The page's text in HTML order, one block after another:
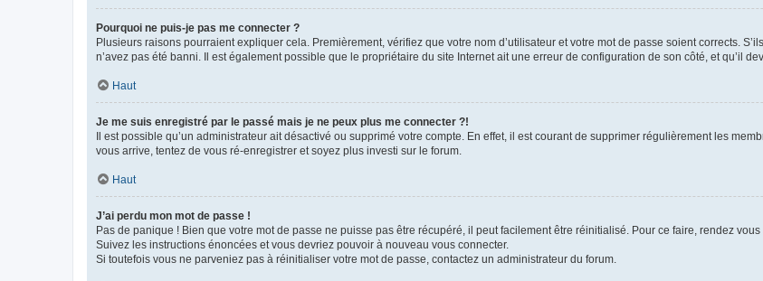
Pourquoi ne puis-je pas me connecter ?
Plusieurs raisons pourraient expliquer cela. Premièrement, vérifiez que votre nom d’utilisateur et votre mot de passe soient corrects.
n’avez pas été banni. Il est également possible que le propriétaire du site Internet ait une erreur de configuration de son côté, et qu’il
Haut
Je me suis enregistré par le passé mais je ne peux plus me connecter ?!
Il est possible qu’un administrateur ait désactivé ou supprimé votre compte. En effet, il est courant de supprimer régulièrement les
vous arrive, tentez de vous ré-enregistrer et soyez plus investi sur le forum.
Haut
J’ai perdu mon mot de passe !
Pas de panique ! Bien que votre mot de passe ne puisse pas être récupéré, il peut facilement être réinitialisé. Pour ce faire, rendez
Suivez les instructions énoncées et vous devriez pouvoir à nouveau vous connecter.
Si toutefois vous ne parveniez pas à réinitialiser votre mot de passe, contactez un administrateur du forum.